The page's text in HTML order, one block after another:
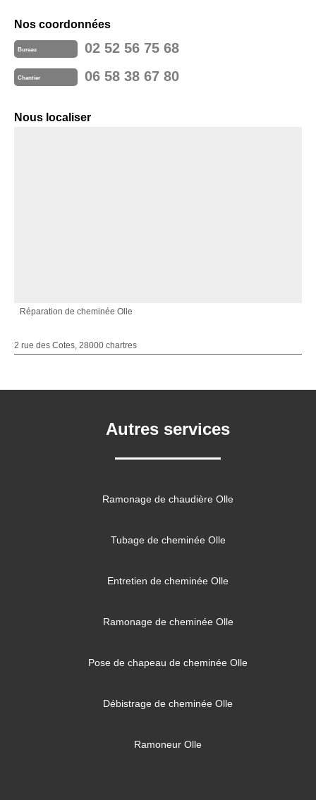
Nos coordonnées
Bureau 02 52 56 75 68
Chantier 06 58 38 67 80
Nous localiser
Réparation de cheminée Olle
2 rue des Cotes, 28000 chartres
Autres services
Ramonage de chaudière Olle
Tubage de cheminée Olle
Entretien de cheminée Olle
Ramonage de cheminée Olle
Pose de chapeau de cheminée Olle
Débistrage de cheminée Olle
Ramoneur Olle